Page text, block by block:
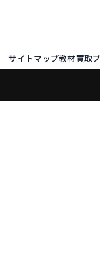
サイトマップ教材買取